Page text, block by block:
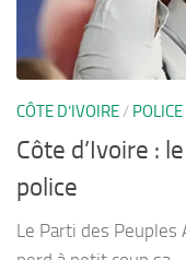
CÔTE D’IVOIRE / POLICE
Côte d’Ivoire :
police
Le Parti des Peuples